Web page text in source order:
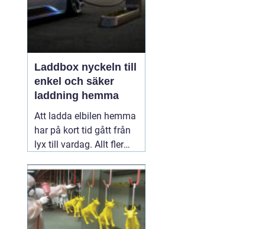
Laddbox nyckeln till
enkel och säker
laddning hemma
Att ladda elbilen hemma
har på kort tid gått från
lyx till vardag. Allt fler
att kunna tanka över
natten, slippa köer vid
publika laddare och ha
full kontroll över sina